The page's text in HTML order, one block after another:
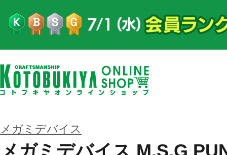
メガミデバイス
メガミデバイス M.S.G